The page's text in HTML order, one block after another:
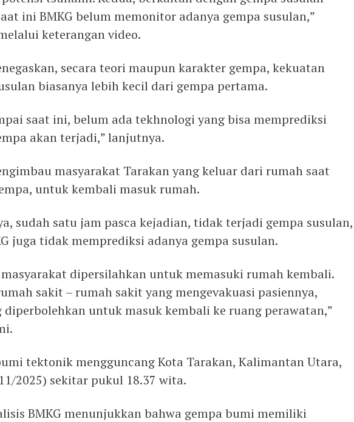
ini BMKG belum memonitor adanya gempa susulan,”
keterangan video.
secara teori maupun karakter gempa, kekuatan
biasanya lebih kecil dari gempa pertama.
saat ini, belum ada tekhnologi yang bisa memprediksi
akan terjadi,” lanjutnya.
masyarakat Tarakan yang keluar dari rumah saat
untuk kembali masuk rumah.
sudah satu jam pasca kejadian, tidak terjadi gempa susulan,
juga tidak memprediksi adanya gempa susulan.
masyarakat dipersilahkan untuk memasuki rumah kembali.
sakit – rumah sakit yang mengevakuasi pasiennya,
diperbolehkan untuk masuk kembali ke ruang perawatan,”
tektonik mengguncang Kota Tarakan, Kalimantan Utara,
2025) sekitar pukul 18.37 wita.
BMKG menunjukkan bahwa gempa bumi memiliki